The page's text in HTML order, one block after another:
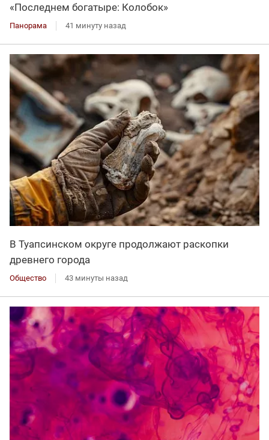
«Последнем богатыре: Колобок»
Панорама 41 минуту назад
В Туапсинском округе продолжают раскопки
древнего города
Общество 43 минуты назад